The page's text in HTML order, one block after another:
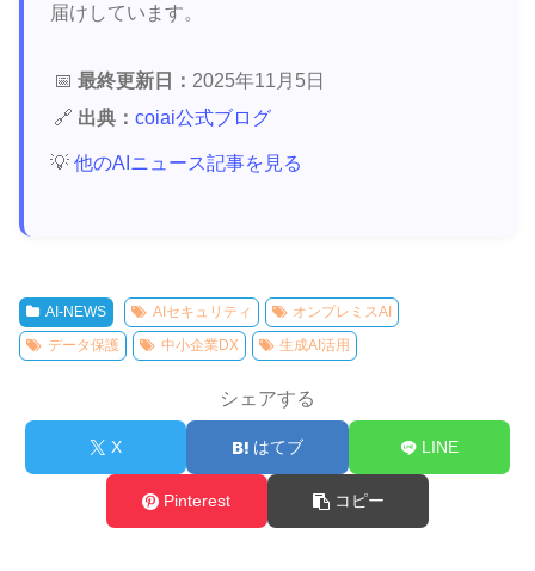
届けしています。
📅最終更新日： 2025年11月5日
🔗 出典：coiai公式ブログ
💡 他のAIニュース記事を見る
AI-NEWS AIセキュリティ
オンプレミスAI
データ保護
中小企業DX 生成AI活用
シェアする
X はてブ LINE
Pinterest コピー